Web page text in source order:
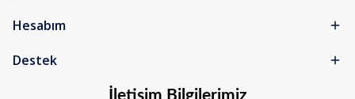
Hesabım
Destek
İletişim Bilgilerimiz